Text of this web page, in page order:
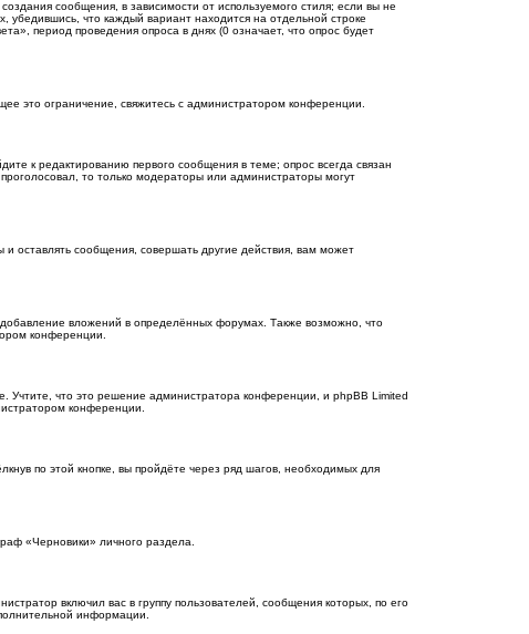
сообщения, в зависимости от используемого стиля; если вы не
убедившись, что каждый вариант находится на отдельной строке
период проведения опроса в днях (0 означает, что опрос будет
это ограничение, свяжитесь с администратором конференции.
к редактированию первого сообщения в теме; опрос всегда связан
то только модераторы или администраторы могут
оставлять сообщения, совершать другие действия, вам может
вложений в определённых форумах. Также возможно, что
конференции.
Учтите, что это решение администратора конференции, и phpBB Limited
конференции.
по этой кнопке, вы пройдёте через ряд шагов, необходимых для
«Черновики» личного раздела.
включил вас в группу пользователей, сообщения которых, по его
информации.